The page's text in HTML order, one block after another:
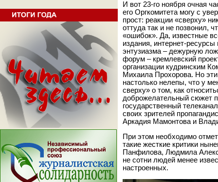
И вот 23-го ноября очная
его Оргкомитета могу с
прост: реакции «сверху»
оттуда так и не позвонил,
«ошибок». Да, известные
издания, интернет-
энтузиазма – дежурную
форум – кремлевский
организации кудринским
Михаила Прохорова. Но
настолько нелепы, что у
сверху» о том, как
доброжелательный сюжет
государственный
своих зрителей
Аркадия Мамонтова и
При этом необходимо
такие жесткие критики
Панфилова, Людмила
не сотни людей менее
настроенных.